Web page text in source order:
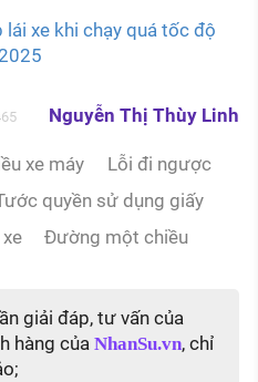
xe khi chạy quá tốc độ
Nguyễn Thị Thùy Linh
xe máy
Lỗi đi ngược
quyền sử dụng giấy
Đường một chiều
giải đáp, tư vấn của
hàng của NhanSu.vn, chỉ